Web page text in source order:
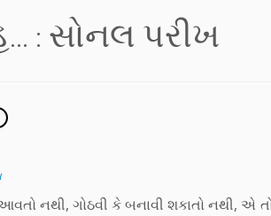
: સોનલ પરીખ
નથી, ગોઠવી કે બનાવી શકાતો નથી, એ